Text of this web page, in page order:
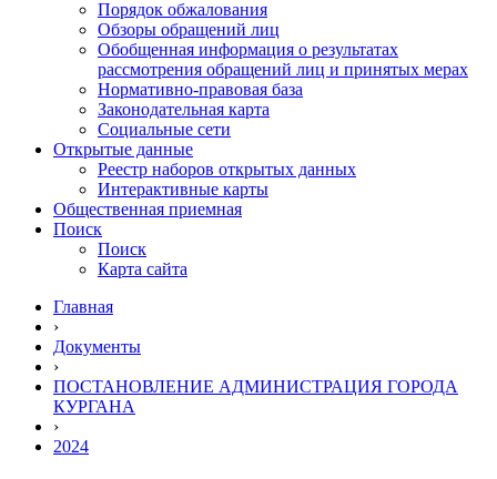
Порядок обжалования
Обзоры обращений лиц
Обобщенная информация о результатах
рассмотрения обращений лиц и принятых мерах
Нормативно-правовая база
Законодательная карта
Социальные сети
Открытые данные
Реестр наборов открытых данных
Интерактивные карты
Общественная приемная
Поиск
Поиск
Карта сайта
Главная
›
Документы
›
ПОСТАНОВЛЕНИЕ АДМИНИСТРАЦИЯ ГОРОДА
КУРГАНА
›
2024